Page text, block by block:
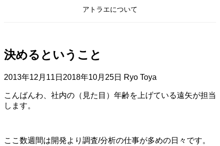
アトラエについて
決めるということ
2013年12月11日 2018年10月25日 Ryo Toya
こんばんわ、社内の（見た目）年齢を上げている遠矢が担当
します。
ここ数週間は開発より調査/分析の仕事が多めの日々です。